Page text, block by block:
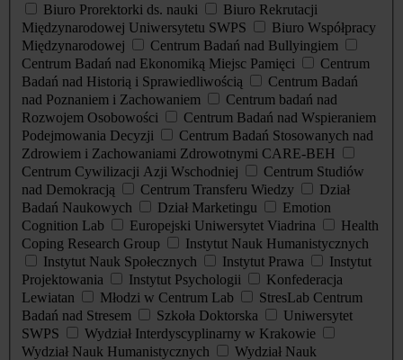
Biuro Prorektorki ds. nauki
Biuro Rekrutacji
Międzynarodowej Uniwersytetu SWPS
Biuro Współpracy
Międzynarodowej
Centrum Badań nad Bullyingiem
Centrum Badań nad Ekonomiką Miejsc Pamięci
Centrum
Badań nad Historią i Sprawiedliwością
Centrum Badań
nad Poznaniem i Zachowaniem
Centrum badań nad
Rozwojem Osobowości
Centrum Badań nad Wspieraniem
Podejmowania Decyzji
Centrum Badań Stosowanych nad
Zdrowiem i Zachowaniami Zdrowotnymi CARE-BEH
Centrum Cywilizacji Azji Wschodniej
Centrum Studiów
nad Demokracją
Centrum Transferu Wiedzy
Dział
Badań Naukowych
Dział Marketingu
Emotion
Cognition Lab
Europejski Uniwersytet Viadrina
Health
Coping Research Group
Instytut Nauk Humanistycznych
Instytut Nauk Społecznych
Instytut Prawa
Instytut
Projektowania
Instytut Psychologii
Konfederacja
Lewiatan
Młodzi w Centrum Lab
StresLab Centrum
Badań nad Stresem
Szkoła Doktorska
Uniwersytet
SWPS
Wydział Interdyscyplinarny w Krakowie
Wydział Nauk Humanistycznych
Wydział Nauk